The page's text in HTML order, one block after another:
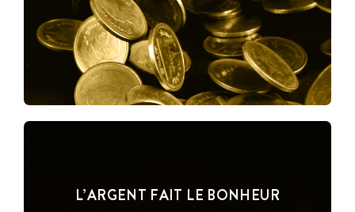
L’ARGENT FAIT LE BONHEUR